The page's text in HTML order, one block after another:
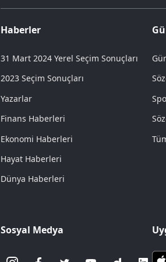
Haberler
31 Mart 2024 Yerel Seçim Sonuçları
2023 Seçim Sonuçları
Yazarlar
Finans Haberleri
Ekonomi Haberleri
Hayat Haberleri
Dünya Haberleri
Sosyal Medya